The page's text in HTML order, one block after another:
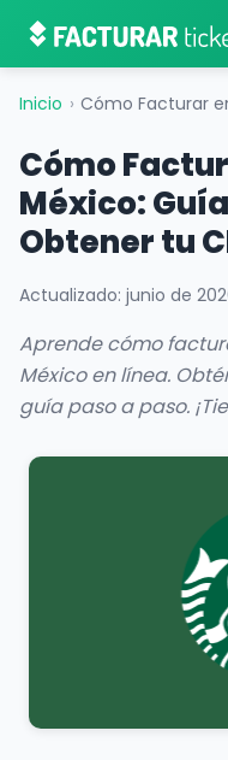
Inicio ›
Cómo
México:
Obtener tu
Actualizado: junio de
Aprende cómo
México en línea.
guía paso a paso.